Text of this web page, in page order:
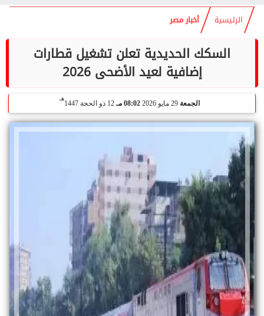
الرئيسية أخبار مصر
السكك الحديدية تعلن تشغيل قطارات
إضافية لعيد الأضحى 2026
الجمعة 08:02 مـ 12 ذو الحجة 1447
هـ